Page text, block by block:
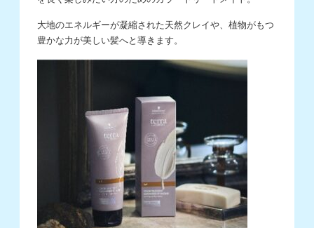
大地のエネルギーが凝縮された天然クレイや、植物がもつ
豊かな力が美しい髪へと導きます。